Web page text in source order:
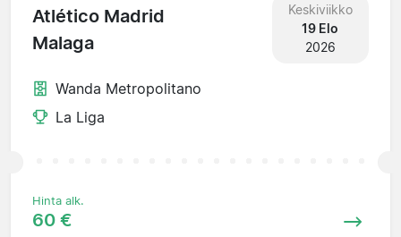
Atlético Madrid
Malaga
Keskiviikko
19 Elo
2026
Wanda Metropolitano
La Liga
Hinta alk.
60 €